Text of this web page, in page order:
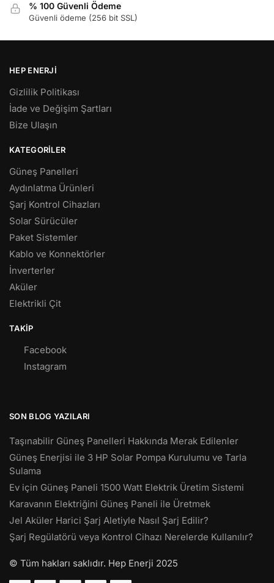
% 100 Güvenli Ödeme
Güvenli ödeme (256 bit SSL)
HEP ENERJI
Gizlilik Politikası
İade ve Değişim Şartları
Bize Ulaşın
KATEGORILER
Güneş Panelleri
Aydınlatma Ürünleri
Şarj Kontrol Cihazları
Solar Sürücüler
Paket Sistemler
Kablo ve Konnektörler
İnverterler
Aküler
Elektrikli Çit
TAKIP
Facebook
Instagram
SON BLOG YAZILARI
Taşınabilir Güneş Panelleri Hakkında Merak Edilenler
Güneş Enerjisi ile 3 HP Solar Pompa Kurulumu ve Tarla
Sulama
Ev için Güneş Paneli 1500 Watt Elektrik Üretim Sistemi
Karavanın Elektriğini Güneş Paneli ile Üretmek
Jel Aküler Harici Şarj Aletiyle Nasıl Şarj Edilir?
Şarj Regülatörü veya Kontrol Cihazı Nerelerde Kullanılır?
© Tüm hakları saklıdır. Hep Enerji 2025